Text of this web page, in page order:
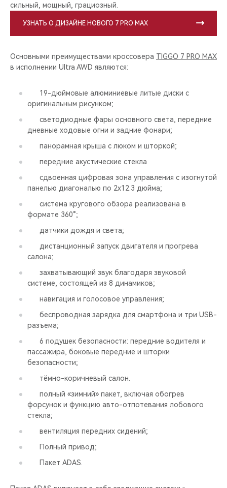
сильный, мощный, грациозный.
УЗНАТЬ О ДИЗАЙНЕ НОВОГО 7 PRO MAX
Основными преимуществами кроссовера TIGGO 7 PRO MAX
в исполнении Ultra AWD являются:
19-дюймовые алюминиевые литые диски c
оригинальным рисунком;
светодиодные фары основного света, передние
дневные ходовые огни и задние фонари;
панорамная крыша с люком и шторкой;
передние акустические стекла
cдвоенная цифровая зона управления с изогнутой
панелью диагональю по 2x12.3 дюйма;
система кругового обзора реализована в
формате 360°;
датчики дождя и света;
дистанционный запуск двигателя и прогрева
салона;
захватывающий звук благодаря звуковой
системе, состоящей из 8 динамиков;
навигация и голосовое управления;
беспроводная зарядка для смартфона и три USB-
разъема;
6 подушек безопасности: передние водителя и
пассажира, боковые передние и шторки
безопасности;
тёмно-коричневый салон.
полный «зимний» пакет, включая обогрев
форсунок и функцию авто-отпотевания лобового
стекла;
вентиляция передних сидений;
Полный привод;
Пакет ADAS.